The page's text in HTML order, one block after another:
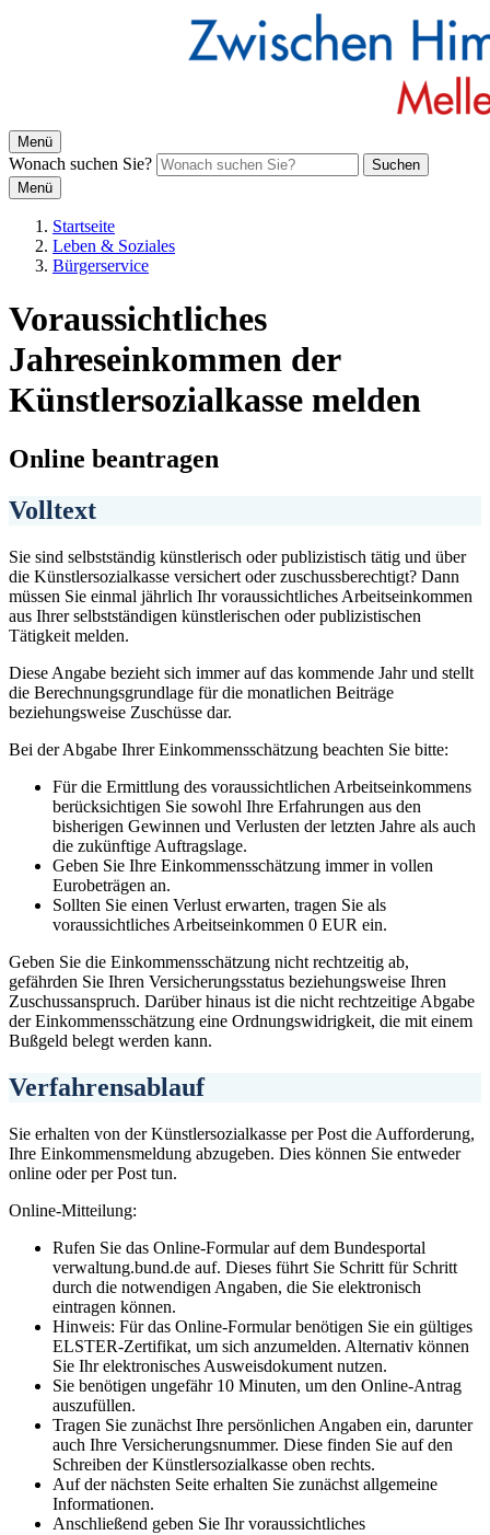
Menü
Wonach suchen Sie?
Suchen
Menü
Startseite
Leben & Soziales
Bürgerservice
Voraussichtliches
Jahreseinkommen der
Künstlersozialkasse melden
Online beantragen
Volltext
Sie sind selbstständig künstlerisch oder publizistisch tätig und über
die Künstlersozialkasse versichert oder zuschussberechtigt? Dann
müssen Sie einmal jährlich Ihr voraussichtliches Arbeitseinkommen
aus Ihrer selbstständigen künstlerischen oder publizistischen
Tätigkeit melden.
Diese Angabe bezieht sich immer auf das kommende Jahr und stellt
die Berechnungsgrundlage für die monatlichen Beiträge
beziehungsweise Zuschüsse dar.
Bei der Abgabe Ihrer Einkommensschätzung beachten Sie bitte:
Für die Ermittlung des voraussichtlichen Arbeitseinkommens
berücksichtigen Sie sowohl Ihre Erfahrungen aus den
bisherigen Gewinnen und Verlusten der letzten Jahre als auch
die zukünftige Auftragslage.
Geben Sie Ihre Einkommensschätzung immer in vollen
Eurobeträgen an.
Sollten Sie einen Verlust erwarten, tragen Sie als
voraussichtliches Arbeitseinkommen 0 EUR ein.
Geben Sie die Einkommensschätzung nicht rechtzeitig ab,
gefährden Sie Ihren Versicherungsstatus beziehungsweise Ihren
Zuschussanspruch. Darüber hinaus ist die nicht rechtzeitige Abgabe
der Einkommensschätzung eine Ordnungswidrigkeit, die mit einem
Bußgeld belegt werden kann.
Verfahrensablauf
Sie erhalten von der Künstlersozialkasse per Post die Aufforderung,
Ihre Einkommensmeldung abzugeben. Dies können Sie entweder
online oder per Post tun.
Online-Mitteilung:
Rufen Sie das Online-Formular auf dem Bundesportal
verwaltung.bund.de auf. Dieses führt Sie Schritt für Schritt
durch die notwendigen Angaben, die Sie elektronisch
eintragen können.
Hinweis: Für das Online-Formular benötigen Sie ein gültiges
ELSTER-Zertifikat, um sich anzumelden. Alternativ können
Sie Ihr elektronisches Ausweisdokument nutzen.
Sie benötigen ungefähr 10 Minuten, um den Online-Antrag
auszufüllen.
Tragen Sie zunächst Ihre persönlichen Angaben ein, darunter
auch Ihre Versicherungsnummer. Diese finden Sie auf den
Schreiben der Künstlersozialkasse oben rechts.
Auf der nächsten Seite erhalten Sie zunächst allgemeine
Informationen.
Anschließend geben Sie Ihr voraussichtliches